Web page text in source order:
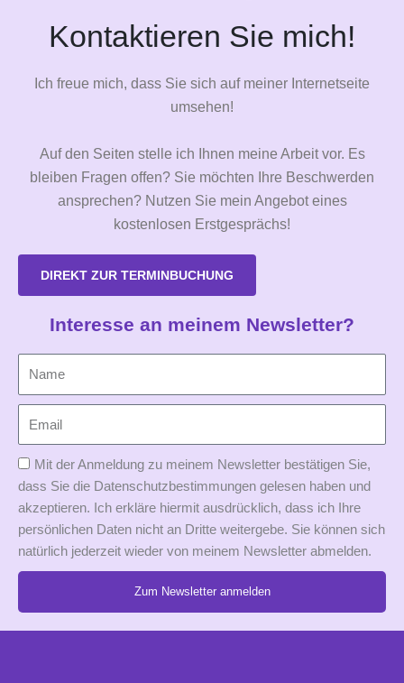
Kontaktieren Sie mich!
Ich freue mich, dass Sie sich auf meiner Internetseite
umsehen!
Auf den Seiten stelle ich Ihnen meine Arbeit vor. Es
bleiben Fragen offen? Sie möchten Ihre Beschwerden
ansprechen? Nutzen Sie mein Angebot eines
kostenlosen Erstgesprächs!
DIREKT ZUR TERMINBUCHUNG
Interesse an meinem Newsletter?
Mit der Anmeldung zu meinem Newsletter bestätigen Sie,
dass Sie die Datenschutzbestimmungen gelesen haben und
akzeptieren. Ich erkläre hiermit ausdrücklich, dass ich Ihre
persönlichen Daten nicht an Dritte weitergebe. Sie können sich
natürlich jederzeit wieder von meinem Newsletter abmelden.
Zum Newsletter anmelden